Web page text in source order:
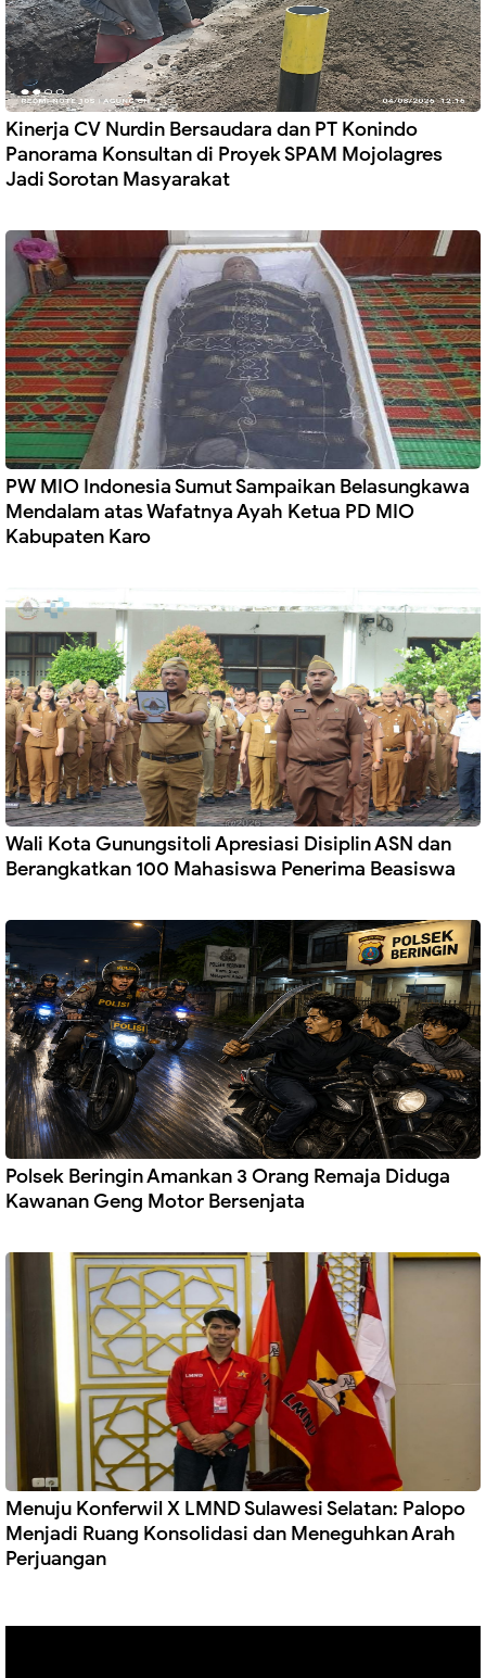
Kinerja CV Nurdin Bersaudara dan PT Konindo
Panorama Konsultan di Proyek SPAM Mojolagres
Jadi Sorotan Masyarakat
PW MIO Indonesia Sumut Sampaikan Belasungkawa
Mendalam atas Wafatnya Ayah Ketua PD MIO
Kabupaten Karo
Wali Kota Gunungsitoli Apresiasi Disiplin ASN dan
Berangkatkan 100 Mahasiswa Penerima Beasiswa
Polsek Beringin Amankan 3 Orang Remaja Diduga
Kawanan Geng Motor Bersenjata
Menuju Konferwil X LMND Sulawesi Selatan: Palopo
Menjadi Ruang Konsolidasi dan Meneguhkan Arah
Perjuangan